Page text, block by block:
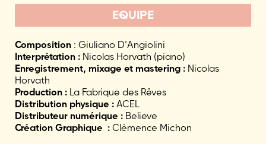
EQUIPE
Composition : Giuliano D’Angiolini
Interprétation : Nicolas Horvath (piano)
Enregistrement, mixage et mastering : Nicolas
Horvath
Production : La Fabrique des Rêves
Distribution physique : ACEL
Distributeur numérique : Believe
Création Graphique : Clémence Michon